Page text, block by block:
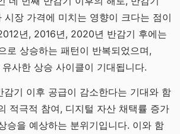
시장 가격에 미치는 영향이 크다는 점이
년, 2016년, 2020년 반감기 후에는
로 상승하는 패턴이 반복되었으며,
사한 상승 사이클이 기대됩니다.
감기 이후 공급이 감소한다는 기대와 함
적극적 참여, 디지털 자산 채택률 증가
승을 예상하는 분위기입니다. 이와 함